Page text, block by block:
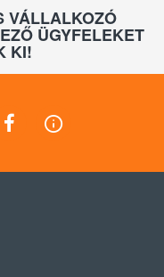
VÁLLALKOZÓ
ÜGYFELEKET
KI!